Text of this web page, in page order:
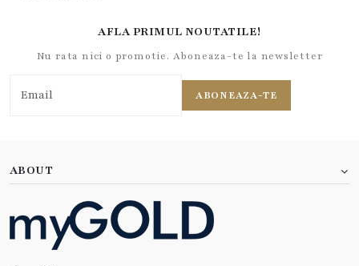
AFLA PRIMUL NOUTATILE!
Nu rata nici o promotie. Aboneaza-te la newsletter
ABONEAZA-TE
ABOUT